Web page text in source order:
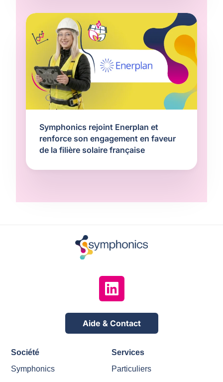
Symphonics rejoint Enerplan et
renforce son engagement en faveur
de la filière solaire française
Aide & Contact
Société
Symphonics
Services
Particuliers